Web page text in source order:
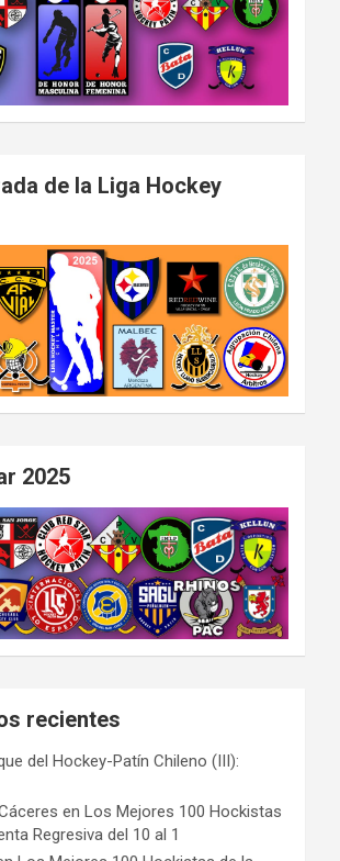
de la Liga Hockey
2025
recientes
del Hockey-Patín Chileno (III):
enLos Mejores 100 Hockistas
Regresiva del 10 al 1